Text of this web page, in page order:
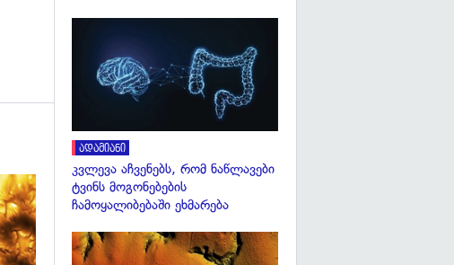
გადახედვა
ადამიანი
კვლევა აჩვენებს, რომ ნაწლავები
ტვინს მოგონებების
ჩამოყალიბებაში ეხმარება